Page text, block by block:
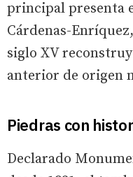
principal presenta
Cárdenas-
siglo XV
anterior de origen
Piedras con
Declarado